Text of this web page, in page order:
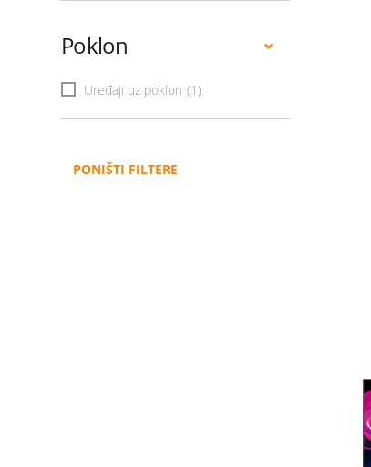
Poklon
Uređaji uz poklon (1)
PONIŠTI FILTERE